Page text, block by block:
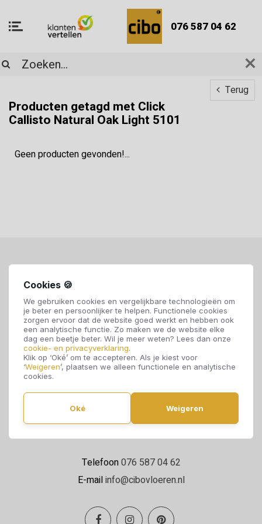
Cookies 🍪
We gebruiken cookies en vergelijkbare technologieën om
je beter en persoonlijker te helpen. Functionele cookies
zorgen ervoor dat de website goed werkt en hebben ook
een analytische functie. Zo maken we de website elke
dag een beetje beter. Wil je meer weten? Lees dan onze
cookie- en privacyverklaring.
Klik op ‘Oké’ om te accepteren. Als je kiest voor
‘Weigeren’, plaatsen we alleen functionele en analytische
cookies.
Oké Weigeren
076 587 04 62
Terug
Producten getagd met Click
Callisto Natural Oak Light 5101
Geen producten gevonden!...
Cibo Vloeren
4814 NE Breda
Maandag t/m zaterdag 09:00 - 17:00
Telefoon076 587 04 62
E-mailinfo@cibovloeren.nl